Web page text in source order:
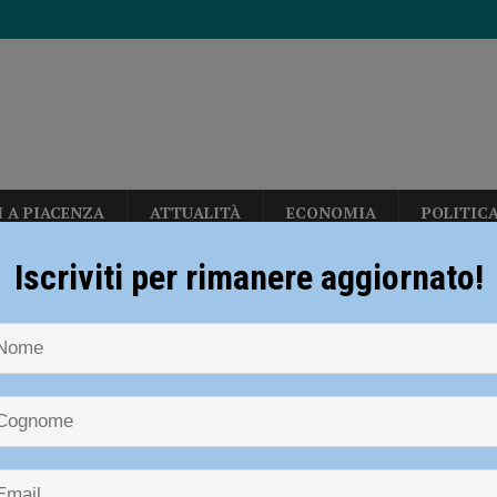
A PIACENZA ATTUALITÀ ECONOMIA
in Largo Erfurt e Corso Europa: “sgomberati” dalla polizia locale
CRONACA PIACENZA
Coronavirus, nessun decesso e
nessun decesso e un
Iscriviti per rimanere aggiornato!